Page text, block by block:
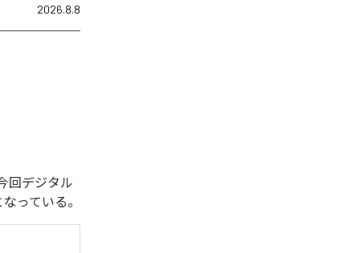
2026.8.8
回デジタル
っている。